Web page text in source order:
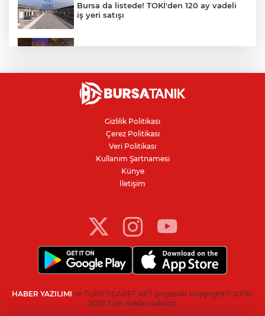
Bursa da listede! TOKİ'den 120 ay vadeli
iş yeri satışı
YENİ Parti'nin Bursa kurucu il yönetimi
belli oldu
YENİ Parti Manisa İl Başkanı Özalper
gözaltına alındı
Gizlilik Politikası
Çerez Politikası
Veri Politikası
Kullanım Şartnamesi
Künye
İletişim
HABER YAZILIMI ve TURKTICARET.NET projesidir Copyright© 2006-
2026 Tüm hakları saklıdır.